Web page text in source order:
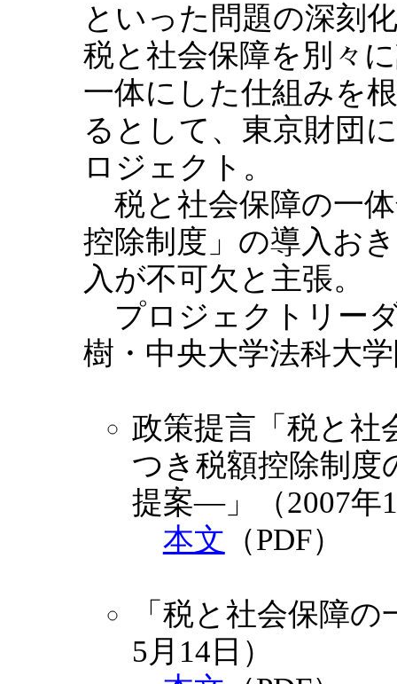
といった問題の深刻
税と社会保障を別々
一体にした仕組みを
るとして、東京財団
ロジェクト。
税と社会保障の一
控除制度」の導入お
入が不可欠と主張。
プロジェクトリー
樹・中央大学法科大
政策提言「税と
つき税額控除制度
提案―」（2007年
本文 （PDF）
「税と社会保障
5月14日）